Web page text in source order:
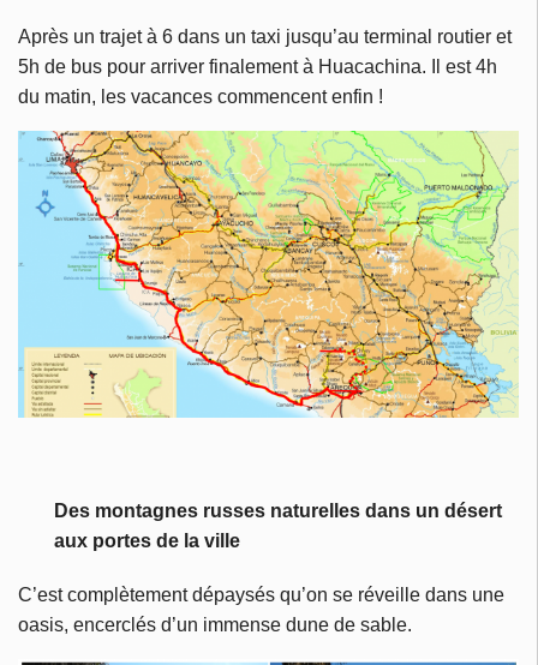
Après un trajet à 6 dans un taxi jusqu’au terminal routier et
5h de bus pour arriver finalement à Huacachina. Il est 4h
du matin, les vacances commencent enfin !
Des montagnes russes naturelles dans un désert
aux portes de la ville
C’est complètement dépaysés qu’on se réveille dans une
oasis, encerclés d’un immense dune de sable.